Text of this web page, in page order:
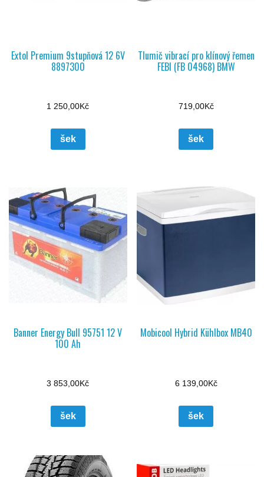
Extol Premium 9stupňová 12 6V
8897300
1 250,00Kč
šek
Tlumič vibrací pro klínový řemen
FEBI (FB 04968) BMW
719,00Kč
šek
Banner Energy Bull 95751 12 V
100 Ah
3 853,00Kč
šek
Mobicool Hybrid Kühlbox MB40
6 139,00Kč
šek